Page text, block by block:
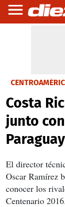
Costa
junto
El director
Oscar Ramírez
conocer los
Centenario 2016.